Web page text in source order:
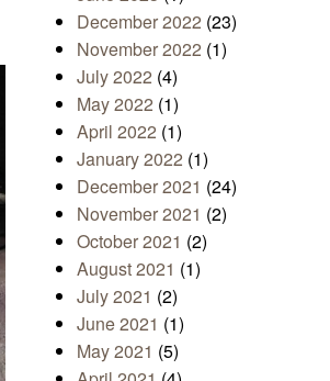
December 2022 (23)
November 2022 (1)
July 2022 (4)
May 2022 (1)
April 2022 (1)
January 2022 (1)
December 2021 (24)
November 2021 (2)
October 2021 (2)
August 2021 (1)
July 2021 (2)
June 2021 (1)
May 2021 (5)